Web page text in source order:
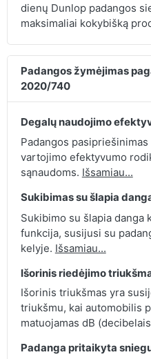
dienų Dunlop padangos
maksimaliai kokybišką
Padangos žymėjimas
2020/740
Degalų naudojimo
Padangos
vartojimo efektyvumo
sąnaudoms. Išsamiau...
Sukibimas su šlapia
Sukibimo su šlapia danga
funkcija, susijusi su
kelyje. Išsamiau...
Išorinis riedėjimo
Išorinis triukšmas yra
triukšmu, kai automobilis
matuojamas dB
Padanga pritaikyta